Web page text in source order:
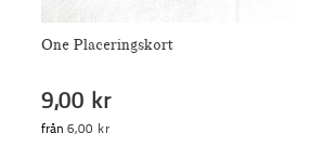
One Placeringskort
9,00 kr
från 6,00 kr